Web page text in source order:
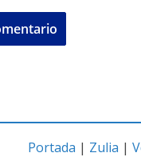
Portada | Zulia |